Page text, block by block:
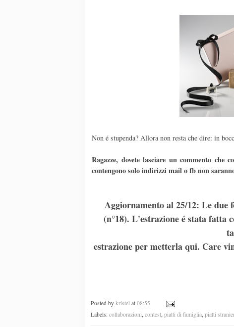
Non é stupenda? Allora non resta che dire: in
Ragazze, dovete lasciare un commento che
contengono solo indirizzi mail o fb non
Aggiornamento al 25/12: Le
(n°18). L'estrazione é stata fatta
estrazione per metterla qui. Care
Posted by kristel at 08:55
Labels: collaborazioni, contest, piatti di famiglia, piatti